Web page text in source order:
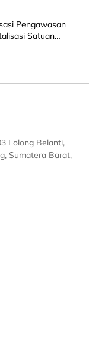
Pengawasan
Satuan
Lolong Belanti,
Sumatera Barat,